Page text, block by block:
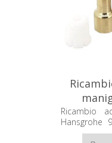
Ricambio
Hansgrohe